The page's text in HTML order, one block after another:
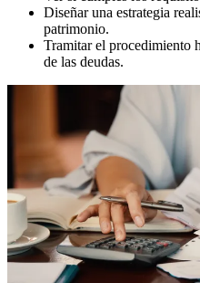
Diseñar una estrategia
patrimonio.
Tramitar el procedimiento
de las deudas.